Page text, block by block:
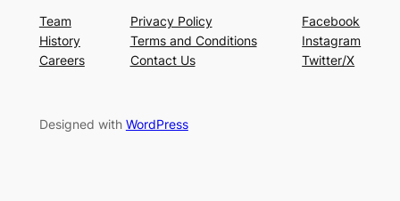
Team
History
Careers
Privacy Policy
Terms and Conditions
Contact Us
Facebook
Instagram
Twitter/X
Designed with WordPress